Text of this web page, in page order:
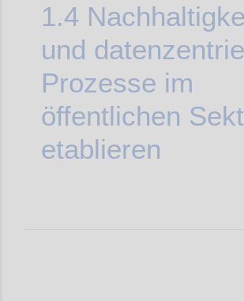
1.4
und
Prozesse im
öffentlichen
etablieren